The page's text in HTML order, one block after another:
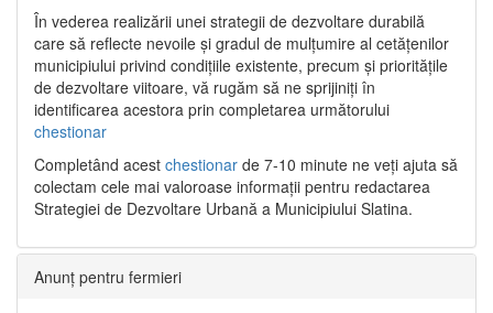
În vederea realizării unei strategii de dezvoltare durabilă
care să reflecte nevoile și gradul de mulțumire al cetățenilor
municipiului privind condițiile existente, precum și prioritățile
de dezvoltare viitoare, vă rugăm să ne sprijiniți în
identificarea acestora prin completarea următorului
chestionar
Completând acest chestionar de 7-10 minute ne veți ajuta să
colectam cele mai valoroase informații pentru redactarea
Strategiei de Dezvoltare Urbană a Municipiului Slatina.
Anunț pentru fermieri